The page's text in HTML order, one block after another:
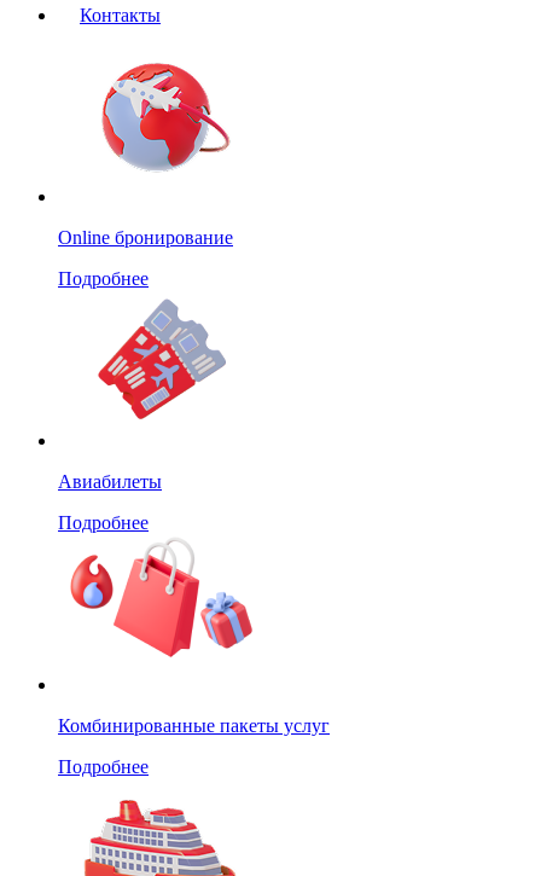
Контакты
Online бронирование
Подробнее
Авиабилеты
Подробнее
Комбинированные пакеты услуг
Подробнее